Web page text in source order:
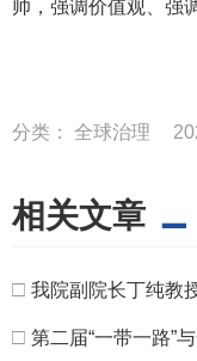
帅，强调价值观、强
分类： 全球治理
相关文章
□ 我院副院长丁纯教
□ 第二届“一带一路”